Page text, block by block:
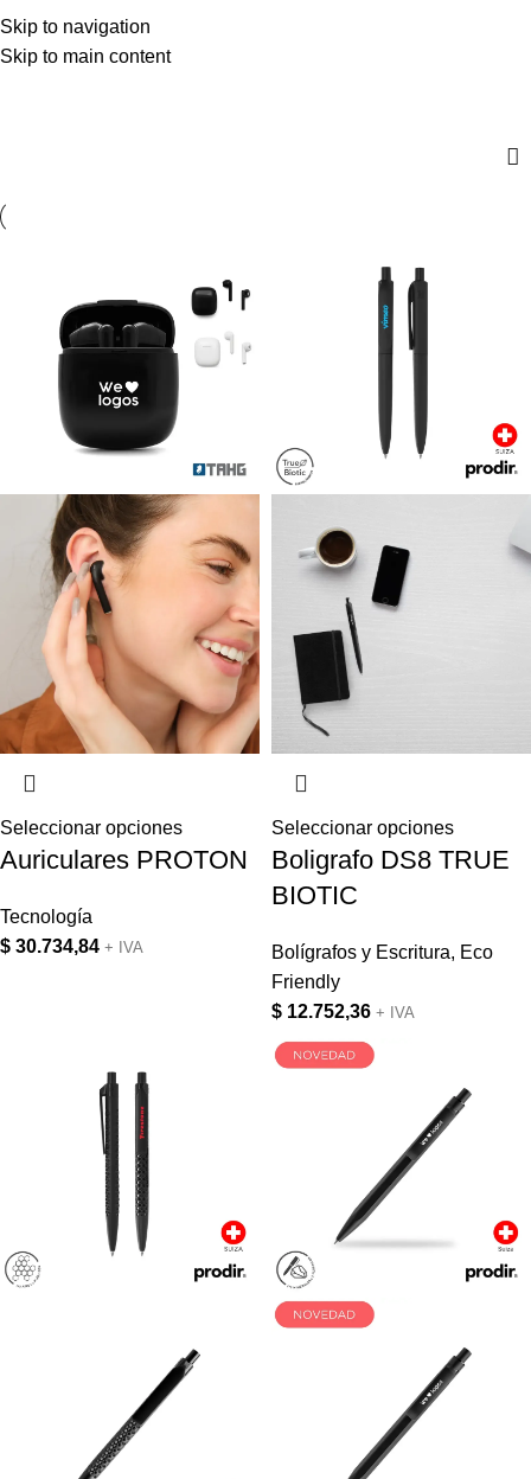
Skip to navigation
Skip to main content
Menú
Seleccionar opciones
Auriculares PROTON
Tecnología
$ 30.734,84 + IVA
Seleccionar opciones
Boligrafo DS8 TRUE
BIOTIC
Bolígrafos y Escritura, Eco
Friendly
$ 12.752,36 + IVA